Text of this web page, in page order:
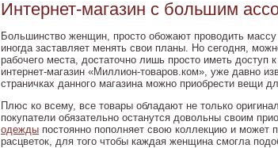
Интернет-магазин с большим
Большинство женщин, просто обожают проводить массу
иногда заставляет менять свои планы. Но сегодня,
рабочего места, достаточно лишь просто иметь доступ
интернет-магазин «Миллион-товаров.ком», уже давно
страничках данного магазина можно приобрести вещи
Плюс ко всему, все товары обладают не только
покупатели обязательно останутся довольны своим
одежды постоянно пополняет свою коллекцию и может
расцветок, для того чтобы каждая женщина смогла